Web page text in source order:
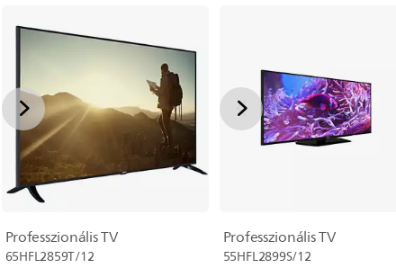
Professzionális TV
65HFL2859T/12
Professzionális TV
55HFL2899S/12